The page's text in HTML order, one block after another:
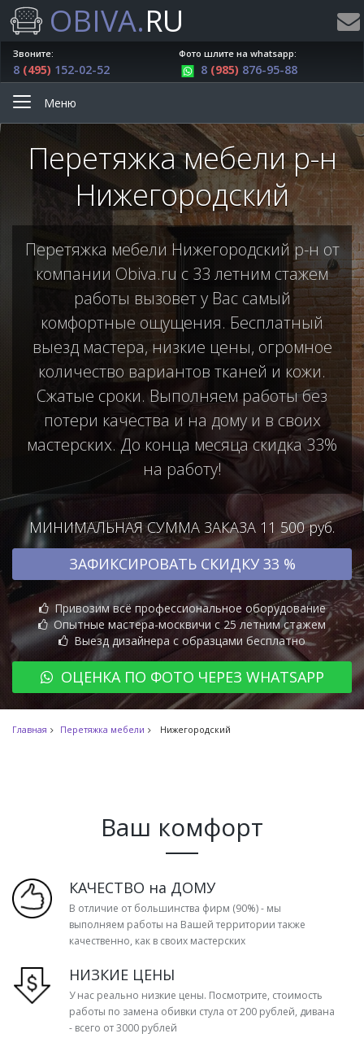
OBIVA.RU
Звоните:
8 (495) 152-02-52
Фото шлите на whatsapp:
8 (985) 876-95-88
Меню
Перетяжка мебели р-н
Нижегородский
Перетяжка мебели Нижегородский р-н от
компании Obiva.ru с 33 летним стажем
работы вызовет у Вас самый
комфортные ощущения. Бесплатный
выезд мастера, низкие цены, огромное
количество вариантов тканей и кожи.
Сжатые сроки. Выполняем работы без
потери качества и на дому и в своих
мастерских. До конца месяца скидка 33%
на работу!
МИНИМАЛЬНАЯ СУММА ЗАКАЗА 11 500 руб.
ЗАФИКСИРОВАТЬ СКИДКУ 33 %
Привозим всё профессиональное оборудование
Опытные мастера-москвичи с 25 летним стажем
Выезд дизайнера с образцами бесплатно
ОЦЕНКА ПО ФОТО ЧЕРЕЗ WHATSAPP
Главная Перетяжка мебели Нижегородский
Ваш комфорт
КАЧЕСТВО на ДОМУ
В отличие от большинства фирм (90%) - мы
выполняем работы на Вашей территории также
качественно, как в своих мастерских
НИЗКИЕ ЦЕНЫ
У нас реально низкие цены. Посмотрите, стоимость
работы по замена обивки стула от 200 рублей, дивана
- всего от 3000 рублей